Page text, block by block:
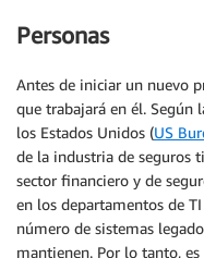
Personas
Antes de iniciar un nuevo
que trabajará en él. Según
los Estados Unidos (US
de la industria de seguros
sector financiero y de
en los departamentos de
número de sistemas
mantienen. Por lo tanto,